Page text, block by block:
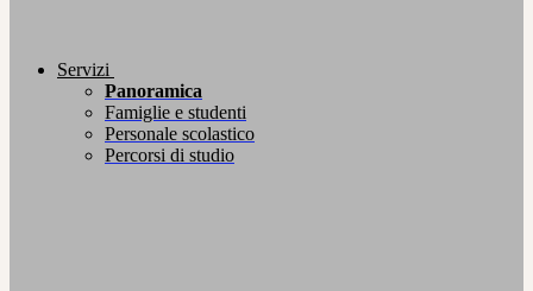
Servizi
Panoramica
Famiglie e studenti
Personale scolastico
Percorsi di studio